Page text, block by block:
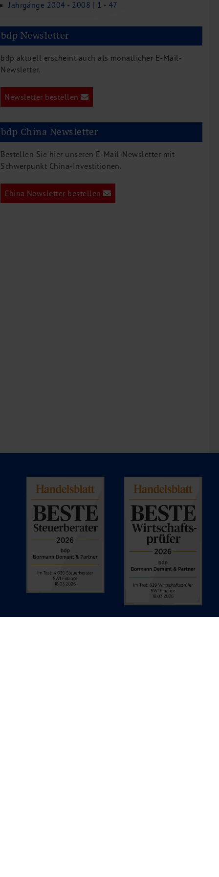
Jahrgänge 2004 - 2008 | 1 - 47
bdp Newsletter
bdp aktuell erscheint auch als monatlicher E-Mail-
Newsletter.
Newsletter bestellen
bdp China Newsletter
Bestellen Sie hier unseren E-Mail-Newsletter mit
Schwerpunkt China-Investitionen.
China Newsletter bestellen